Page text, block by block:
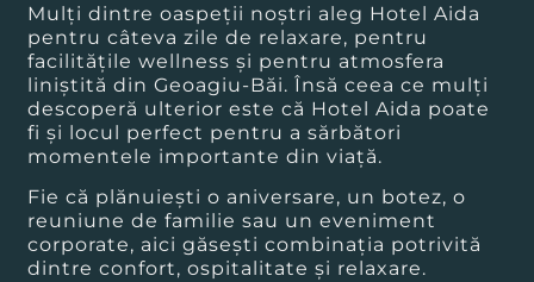
Mulți dintre oaspeții noștri aleg Hotel Aida
pentru câteva zile de relaxare, pentru
facilitățile wellness și pentru atmosfera
liniștită din Geoagiu-Băi. Însă ceea ce mulți
descoperă ulterior este că Hotel Aida poate
fi și locul perfect pentru a sărbători
momentele importante din viață.
Fie că plănuiești o aniversare, un botez, o
reuniune de familie sau un eveniment
corporate, aici găsești combinația potrivită
dintre confort, ospitalitate și relaxare.